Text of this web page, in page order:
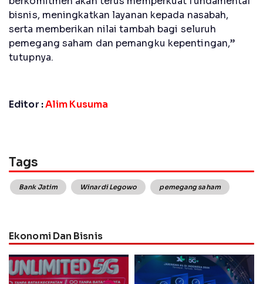
bisnis, meningkatkan layanan kepada nasabah,
serta memberikan nilai tambah bagi seluruh
pemegang saham dan pemangku kepentingan,”
tutupnya.
Editor :Alim Kusuma
Tags
Bank Jatim Winardi Legowo pemegang saham
Ekonomi Dan Bisnis